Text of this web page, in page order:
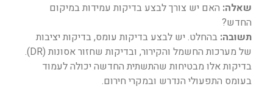
שאלה: האם יש צורך לבצע בדיקות עמידות במיקום
החדש?
תשובה: בהחלט. יש לבצע בדיקות עומס, בדיקות יציבות
של מערכות החשמל והקירור, ובדיקות שחזור אסונות (DR).
בדיקות אלו מבטיחות שהתשתית החדשה יכולה לעמוד
בעומס התפעולי הנדרש ובמקרי חירום.